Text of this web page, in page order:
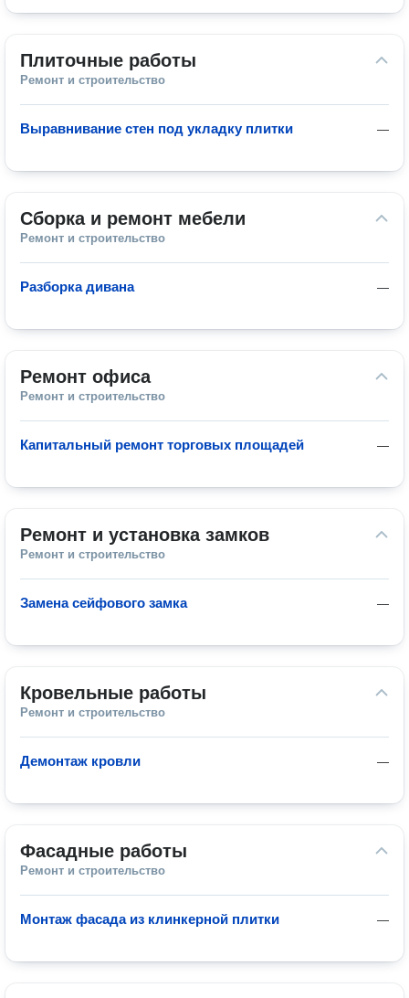
Плиточные работы
Ремонт и строительство
—
Выравнивание стен под укладку плитки
Сборка и ремонт мебели
Ремонт и строительство
—
Разборка дивана
Ремонт офиса
Ремонт и строительство
—
Капитальный ремонт торговых площадей
Ремонт и установка замков
Ремонт и строительство
—
Замена сейфового замка
Кровельные работы
Ремонт и строительство
—
Демонтаж кровли
Фасадные работы
Ремонт и строительство
—
Монтаж фасада из клинкерной плитки